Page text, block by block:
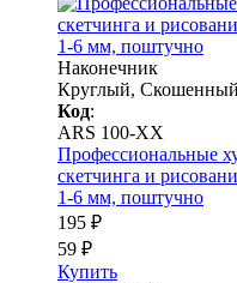
Наконечник
Круглый, Скошенный
Код:
ARS 100-XX
Профессиональные
скетчинга и
1-6 мм, поштучно
195 ₽
59 ₽
Купить